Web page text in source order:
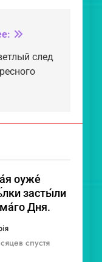
след
ѹже́
засты́ли
Дня.
спустя